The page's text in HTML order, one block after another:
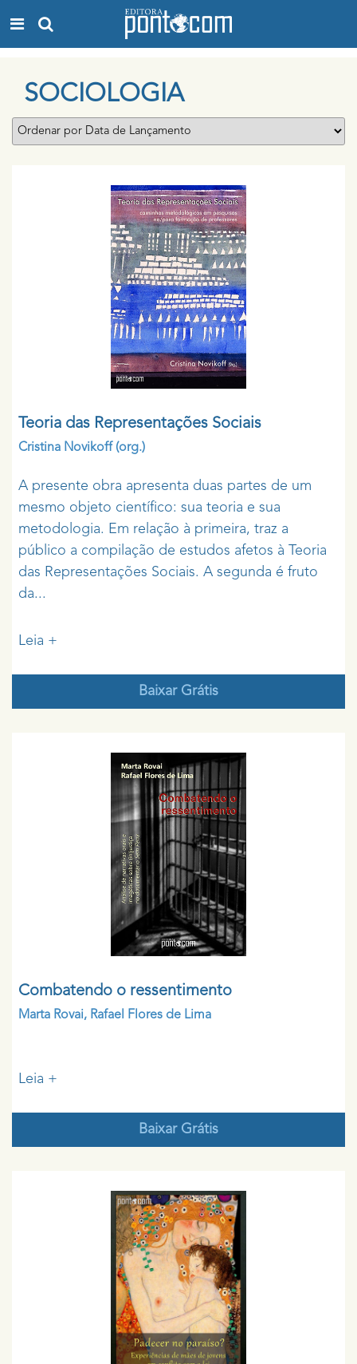
SOCIOLOGIA
Teoria das Representações Sociais
Cristina Novikoff(org.)
A presente obra apresenta duas partes de um
mesmo objeto científico: sua teoria e sua
metodologia. Em relação à primeira, traz a
público a compilação de estudos afetos à Teoria
das Representações Sociais. A segunda é fruto
da...
Leia +
Baixar Grátis
Combatendo o ressentimento
Marta Rovai, Rafael Flores de Lima
Leia +
Baixar Grátis